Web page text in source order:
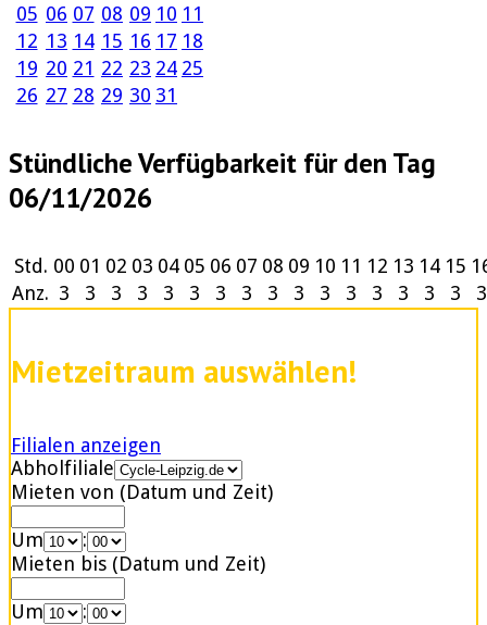
05 06 07 08 09 10 11
12 13 14 15 16 17 18
19 20 21 22 23 24 25
26 27 28 29 30 31
Stündliche Verfügbarkeit für den Tag
06/11/2026
Std. 00 01 02 03 04 05 06 07 08 09 10 11 12 13 14 15
Anz. 3 3 3 3 3 3 3 3 3 3 3 3 3 3 3 3 3
Mietzeitraum auswählen!
Filialen anzeigen
Abholfiliale
Mieten von (Datum und Zeit)
Um
:
Mieten bis (Datum und Zeit)
Um
: